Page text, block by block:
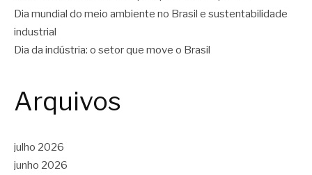
Dia mundial do meio ambiente no Brasil e sustentabilidade
industrial
Dia da indústria: o setor que move o Brasil
Arquivos
julho 2026
junho 2026